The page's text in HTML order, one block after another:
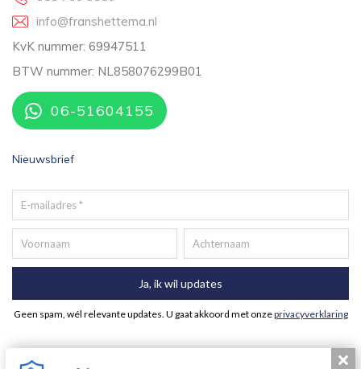
info@franshettema.nl
KvK nummer: 69947511
BTW nummer: NL858076299B01
06-51604155
Nieuwsbrief